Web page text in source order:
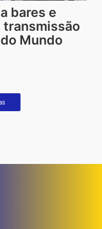
bares e
Mundo